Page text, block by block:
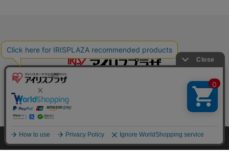
特定商取引法に基づく通信販売業者の表示
セキュリティ・プライバシーポリシー
HOME 探す ログイン お気に入り お知らせ